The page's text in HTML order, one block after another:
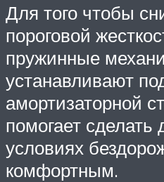
Для того чтобы
пороговой
пружинные
устанавливают
амортизаторной
помогает сделать
условиях
комфортным.